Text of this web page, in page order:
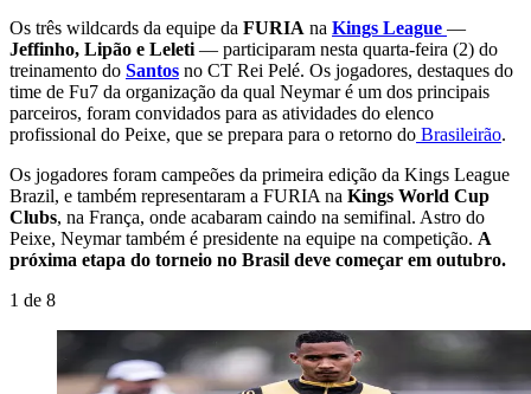
Os três wildcards da equipe da FURIA na Kings League —
Jeffinho, Lipão e Leleti — participaram nesta quarta-feira (2) do
treinamento do Santos no CT Rei Pelé. Os jogadores, destaques do
time de Fu7 da organização da qual Neymar é um dos principais
parceiros, foram convidados para as atividades do elenco
profissional do Peixe, que se prepara para o retorno do Brasileirão.
Os jogadores foram campeões da primeira edição da Kings League
Brazil, e também representaram a FURIA na Kings World Cup
Clubs, na França, onde acabaram caindo na semifinal. Astro do
Peixe, Neymar também é presidente na equipe na competição. A
próxima etapa do torneio no Brasil deve começar em outubro.
1 de 8